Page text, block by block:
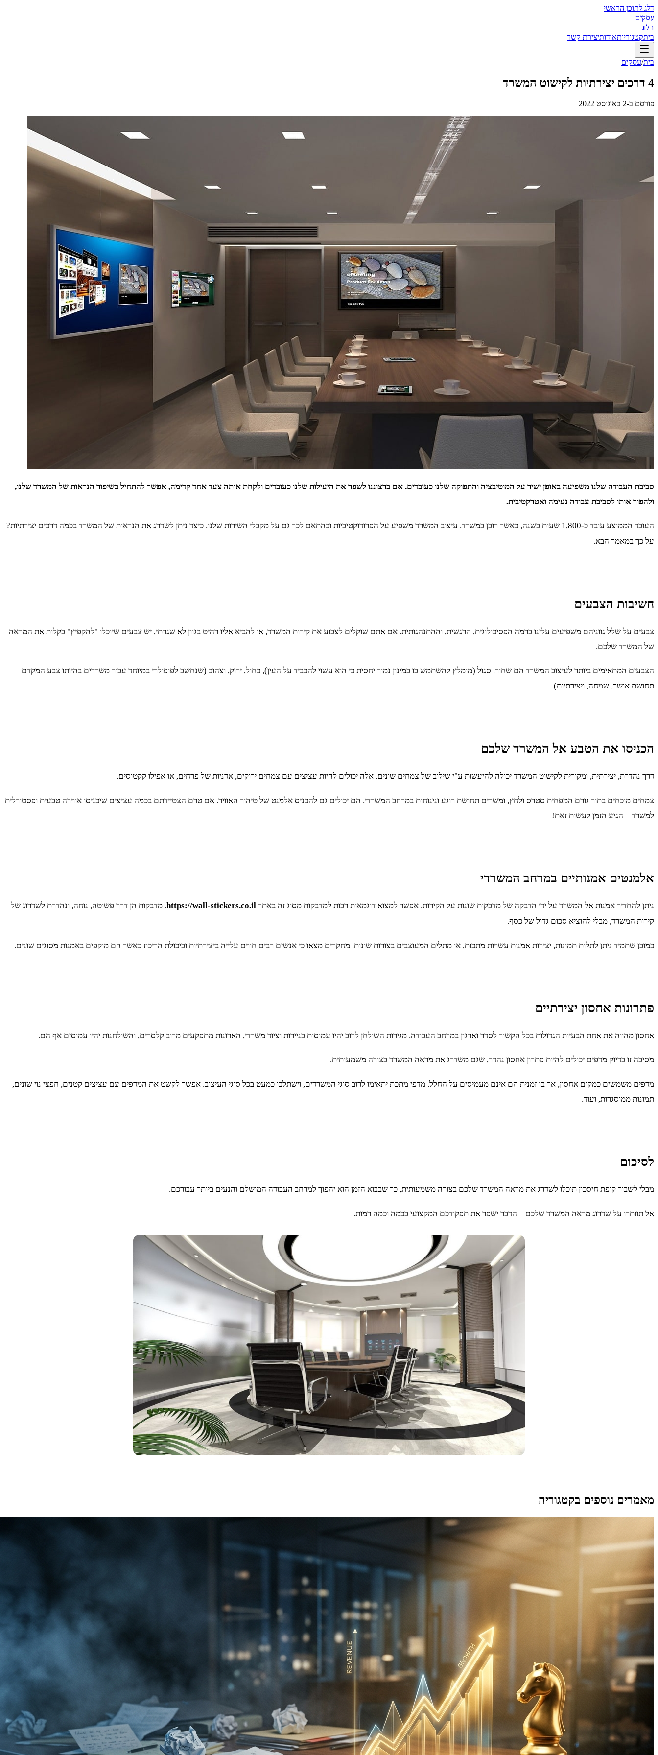
דלג לתוכן הראשי
עסקים
בלוג
ביתקטגוריותאודותיצירת קשר
בית/עסקים
4 דרכים יצירתיות לקישוט המשרד
פורסם ב-2 באוגוסט 2022
סביבת העבודה שלנו משפיעה באופן ישיר על המוטיבציה והתפוקה שלנו כעובדים. אם ברצוננו לשפר את היעילות שלנו כעובדים ולקחת אותה צעד אחד קדימה, אפשר להתחיל בשיפור הנראות של המשרד שלנו,
ולהפוך אותו לסביבת עבודה נעימה ואטרקטיבית.
העובד הממוצע עובד כ-1,800 שעות בשנה, כאשר רובן במשרד. עיצוב המשרד משפיע על הפרודוקטיביות ובהתאם לכך גם על מקבלי השירות שלנו. כיצד ניתן לשדרג את הנראות של המשרד בכמה דרכים יצירתיות?
על כך במאמר הבא.
חשיבות הצבעים
צבעים על שלל גווניהם משפיעים עלינו ברמה הפסיכולוגית, הרגשית, וההתנהגותית. אם אתם שוקלים לצבוע את קירות המשרד, או להביא אליו רהיט בגוון לא שגרתי, יש צבעים שיוכלו "להקפיץ" בקלות את המראה
של המשרד שלכם.
הצבעים המתאימים ביותר לעיצוב המשרד הם שחור, סגול (מומלץ להשתמש בו במינון נמוך יחסית כי הוא עשוי להכביד על העין), כחול, ירוק, וצהוב (שנחשב לפופולרי במיוחד עבור משרדים בהיותו צבע המקדם
תחושת אושר, שמחה, ויצירתיות).
הכניסו את הטבע אל המשרד שלכם
דרך נהדרת, יצירתית, ומקורית לקישוט המשרד יכולה להיעשות ע"י שילוב של צמחים שונים. אלה יכולים להיות עציצים עם צמחים ירוקים, אדניות של פרחים, או אפילו קקטוסים.
צמחים מוכחים בתור גורם המפחית סטרס ולחץ, ומשרים תחושת רוגע ונינוחות במרחב המשרדי. הם יכולים גם להכניס אלמנט של טיהור האוויר. אם טרם הצטיידתם בכמה עציצים שיכניסו אווירה טבעית ופסטורלית
למשרד – הגיע הזמן לעשות זאת!
אלמנטים אמנותיים במרחב המשרדי
ניתן להחדיר אמנות אל המשרד על ידי הדבקה של מדבקות שונות על הקירות. אפשר למצוא דוגמאות רבות למדבקות מסוג זה באתר https://wall-stickers.co.il. מדבקות הן דרך פשוטה, נוחה, ונהדרת לשדרוג של
קירות המשרד, מבלי להוציא סכום גדול של כסף.
כמובן שתמיד ניתן לתלות תמונות, יצירות אמנות עשויות מתכות, או מתלים המעוצבים בצורות שונות. מחקרים מצאו כי אנשים רבים חווים עלייה ביצירתיות וביכולת הריכוז כאשר הם מוקפים באמנות מסוגים שונים.
פתרונות אחסון יצירתיים
אחסון מהווה את אחת הבעיות הגדולות בכל הקשור לסדר וארגון במרחב העבודה. מגירות השולחן לרוב יהיו עמוסות בניירות וציוד משרדי, הארונות מתפקעים מרוב קלסרים, והשולחנות יהיו עמוסים אף הם.
מסיבה זו בדיוק מדפים יכולים להיות פתרון אחסון נהדר, שגם משדרג את מראה המשרד בצורה משמעותית.
מדפים משמשים כמקום אחסון, אך בו זמנית הם אינם מעמיסים על החלל. מדפי מתכת יתאימו לרוב סוגי המשרדים, וישתלבו כמעט בכל סוגי העיצוב. אפשר לקשט את המדפים עם עציצים קטנים, חפצי נוי שונים,
תמונות ממוסגרות, ועוד.
לסיכום
מבלי לשבור קופת חיסכון תוכלו לשדרג את מראה המשרד שלכם בצורה משמעותית, כך שבבוא הזמן הוא יהפוך למרחב העבודה המושלם והנעים ביותר עבורכם.
אל תוותרו על שדרוג מראה המשרד שלכם – הדבר ישפר את תפקודכם המקצועי בכמה וכמה רמות.
מאמרים נוספים בקטגוריה